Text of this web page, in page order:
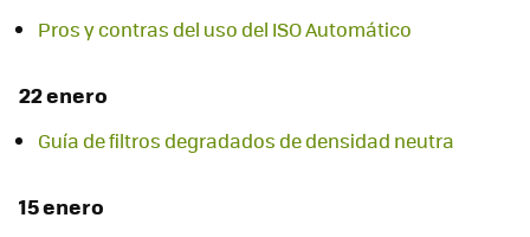
Pros y contras del uso del ISO Automático
22 enero
Guía de filtros degradados de densidad neutra
15 enero